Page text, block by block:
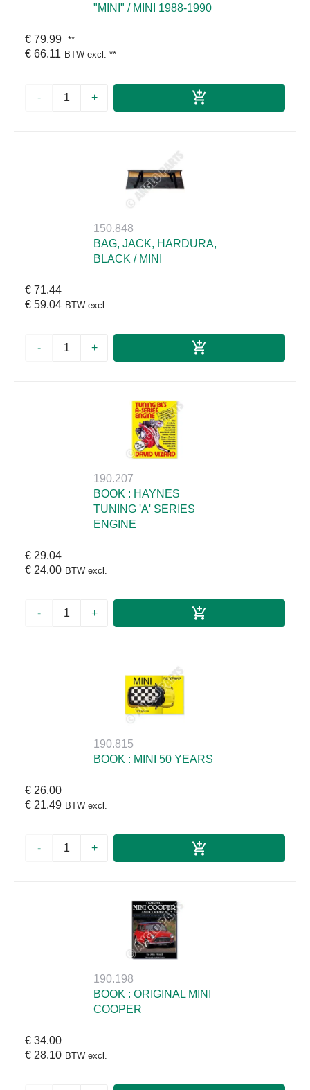
"MINI" / MINI 1988-1990
€ 79.99 **
€ 66.11 BTW excl. **
- +
150.848
BAG, JACK, HARDURA,
BLACK / MINI
€ 71.44
€ 59.04 BTW excl.
- +
190.207
BOOK : HAYNES
TUNING 'A' SERIES
ENGINE
€ 29.04
€ 24.00 BTW excl.
- +
190.815
BOOK : MINI 50 YEARS
€ 26.00
€ 21.49 BTW excl.
- +
190.198
BOOK : ORIGINAL MINI
COOPER
€ 34.00
€ 28.10 BTW excl.